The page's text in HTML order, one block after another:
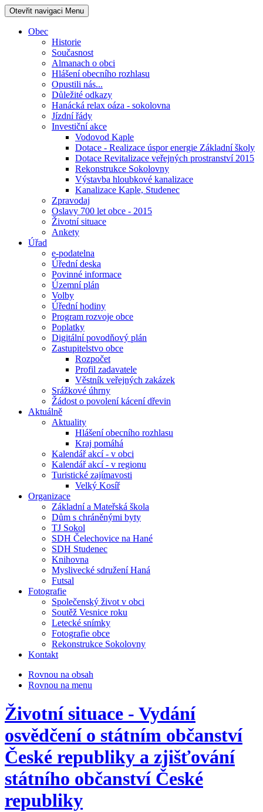
Otevřit navigaci Menu
Obec
Historie
Současnost
Almanach o obci
Hlášení obecního rozhlasu
Opustili nás...
Důležité odkazy
Hanácká relax oáza - sokolovna
Jízdní řády
Investiční akce
Vodovod Kaple
Dotace - Realizace úspor energie Základní školy
Dotace Revitalizace veřejných prostranství 2015
Rekonstrukce Sokolovny
Výstavba hloubkové kanalizace
Kanalizace Kaple, Studenec
Zpravodaj
Oslavy 700 let obce - 2015
Životní situace
Ankety
Úřad
e-podatelna
Úřední deska
Povinné informace
Územní plán
Volby
Úřední hodiny
Program rozvoje obce
Poplatky
Digitální povodňový plán
Zastupitelstvo obce
Rozpočet
Profil zadavatele
Věstník veřejných zakázek
Srážkové úhrny
Žádost o povolení kácení dřevin
Aktuálně
Aktuality
Hlášení obecního rozhlasu
Kraj pomáhá
Kalendář akcí - v obci
Kalendář akcí - v regionu
Turistické zajímavosti
Velký Kosíř
Organizace
Základní a Mateřská škola
Dům s chráněnými byty
TJ Sokol
SDH Čelechovice na Hané
SDH Studenec
Knihovna
Myslivecké sdružení Haná
Futsal
Fotografie
Společenský život v obci
Soutěž Vesnice roku
Letecké snímky
Fotografie obce
Rekonstrukce Sokolovny
Kontakt
Rovnou na obsah
Rovnou na menu
Životní situace - Vydání
osvědčení o státním občanství
České republiky a zjišťování
státního občanství České
republiky